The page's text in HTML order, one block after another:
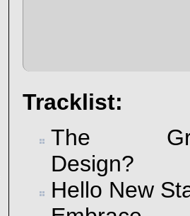
Tracklist:
The
Design?
Hello New